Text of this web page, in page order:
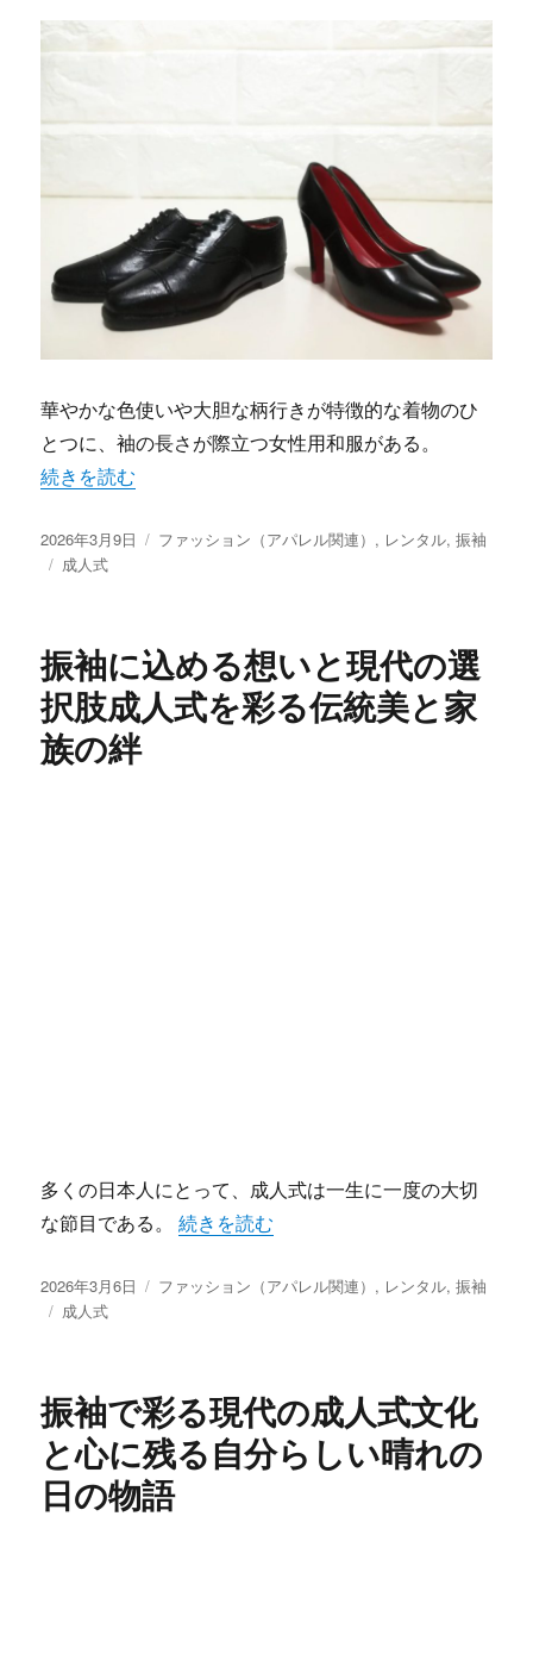
華やかな色使いや大胆な柄行きが特徴的な着物のひ
とつに、袖の長さが際立つ女性用和服がある。
“振袖が彩る人生の門出と伝統文化の新たな選択肢の広が
続きを読む
投
稿
2026年3月9日
カ
ファッション（アパレル関連） , レンタル,振袖
タ
成人式
振袖に込める想いと現代の選
択肢成人式を彩る伝統美と家
族の絆
多くの日本人にとって、成人式は一生に一度の大切
な節目である。“振袖に込める想いと現代の選択肢成人
続きを読む
投
稿
2026年3月6日
カ
ファッション（アパレル関連） , レンタル,振袖
タ
成人式
振袖で彩る現代の成人式文化
と心に残る自分らしい晴れの
日の物語